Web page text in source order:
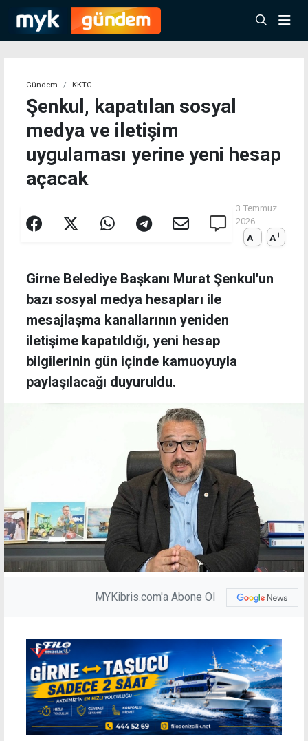
Gündem KKTC
Şenkul, kapatılan sosyal
medya ve iletişim
uygulaması yerine yeni hesap
açacak
3 Temmuz
2026
A
A
Girne Belediye Başkanı Murat Şenkul'un
bazı sosyal medya hesapları ile
mesajlaşma kanallarının yeniden
iletişime kapatıldığı, yeni hesap
bilgilerinin gün içinde kamuoyuyla
paylaşılacağı duyuruldu.
MYKibris.com'a Abone Ol